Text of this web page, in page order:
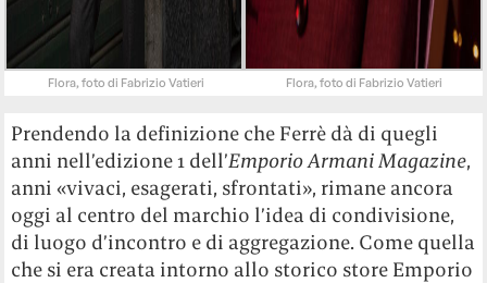
Flora, foto di Fabrizio Vatieri Flora, foto di Fabrizio Vatieri
Prendendo la definizione che Ferrè dà di quegli
anni nell’edizione 1 dell’Emporio Armani Magazine,
anni «vivaci, esagerati, sfrontati», rimane ancora
oggi al centro del marchio l’idea di condivisione,
di luogo d’incontro e di aggregazione. Come quella
che si era creata intorno allo storico store Emporio